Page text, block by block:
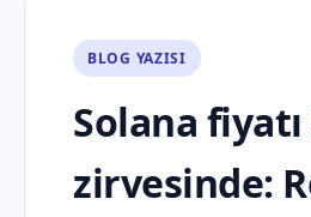
BLOG YAZISI
Solana fiyatı
zirvesinde: